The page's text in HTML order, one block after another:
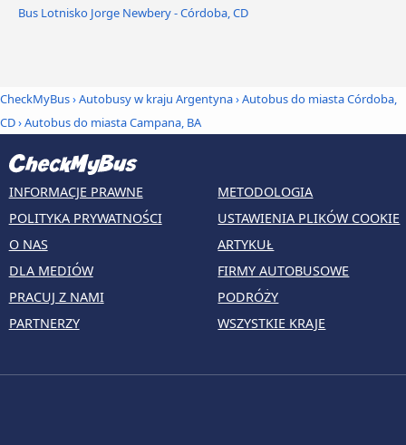
Bus Lotnisko Jorge Newbery - Córdoba, CD
CheckMyBus›Autobusy w kraju Argentyna›Autobus do miasta Córdoba,
CD›Autobus do miasta Campana, BA
INFORMACJE PRAWNE
POLITYKA PRYWATNOŚCI
O NAS
DLA MEDIÓW
PRACUJ Z NAMI
PARTNERZY
METODOLOGIA
USTAWIENIA PLIKÓW COOKIE
ARTYKUŁ
FIRMY AUTOBUSOWE
PODRÓŻY
WSZYSTKIE KRAJE